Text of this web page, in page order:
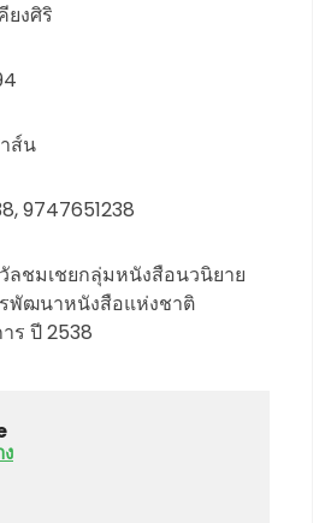
ยงศิริ
ส์น
9747651238
ลชมเชยกลุ่มหนังสือนวนิยาย
พัฒนาหนังสือแห่งชาติ
ร ปี 2538